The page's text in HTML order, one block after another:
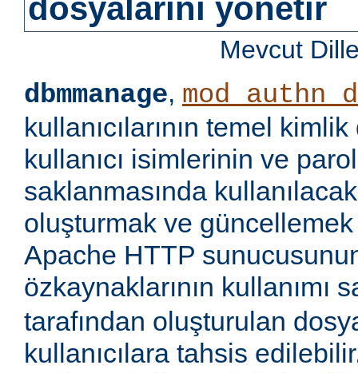
dosyalarını yönetir
Mevcut
dbmmanage,
kullanıcılarının temel
kullanıcı isimlerinin ve
saklanmasında
oluşturmak ve güncellemek
Apache HTTP
özkaynaklarının kullanımı
tarafından oluşturulan
kullanıcılara tahsis